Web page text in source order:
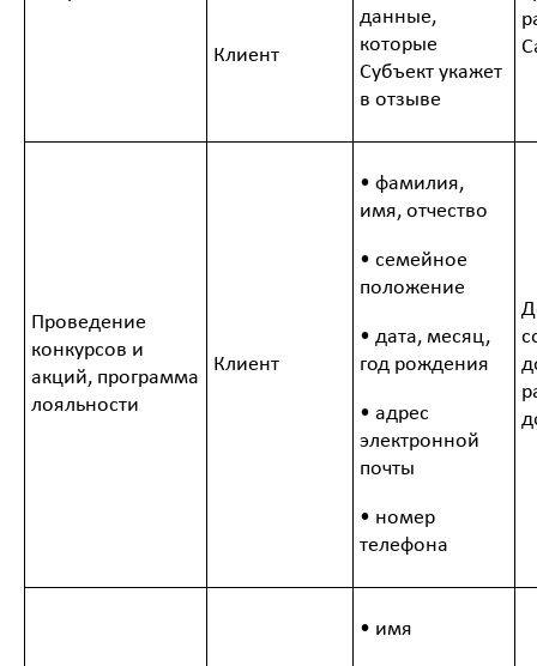
Клиент
данные,
которые
Субъект укажет
в отзыве
Проведение
конкурсов и
акций, программа
лояльности
Клиент
• фамилия,
имя, отчество
• семейное
положение
• дата, месяц,
год рождения
• адрес
электронной
почты
• номер
телефона
• имя